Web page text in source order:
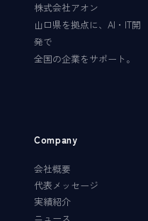
株式会社アオン
山口県を拠点に、AI・IT開
発で
全国の企業をサポート。
Company
会社概要
代表メッセージ
実績紹介
ニュース